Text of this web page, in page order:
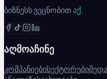
ბიზნესს ვეცნობითაქ.
აღმოაჩინე
კომპანიებისექტორები